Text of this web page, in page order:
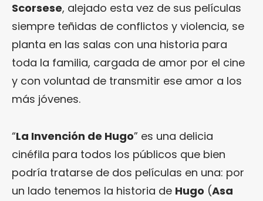
Scorsese, alejado esta vez de sus películas
siempre teñidas de conflictos y violencia, se
planta en las salas con una historia para
toda la familia, cargada de amor por el cine
y con voluntad de transmitir ese amor a los
más jóvenes.
“La Invención de Hugo” es una delicia
cinéfila para todos los públicos que bien
podría tratarse de dos películas en una: por
un lado tenemos la historia de Hugo (Asa